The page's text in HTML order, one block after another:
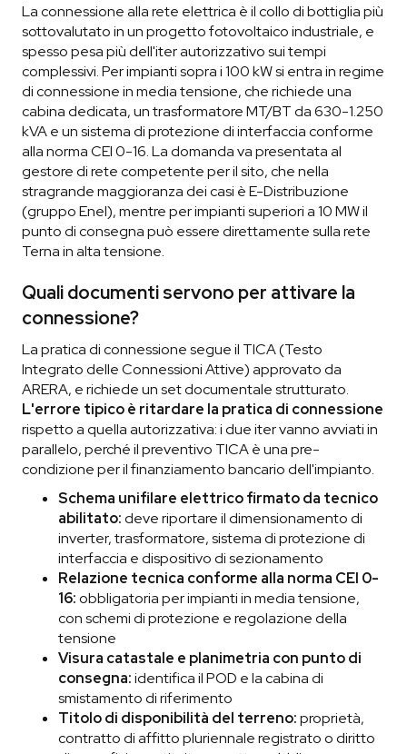
La connessione alla rete elettrica è il collo di bottiglia più
sottovalutato in un progetto fotovoltaico industriale, e
spesso pesa più dell'iter autorizzativo sui tempi
complessivi. Per impianti sopra i 100 kW si entra in regime
di connessione in media tensione, che richiede una
cabina dedicata, un trasformatore MT/BT da 630-1.250
kVA e un sistema di protezione di interfaccia conforme
alla norma CEI 0-16. La domanda va presentata al
gestore di rete competente per il sito, che nella
stragrande maggioranza dei casi è E-Distribuzione
(gruppo Enel), mentre per impianti superiori a 10 MW il
punto di consegna può essere direttamente sulla rete
Terna in alta tensione.
Quali documenti servono per attivare la
connessione?
La pratica di connessione segue il TICA (Testo
Integrato delle Connessioni Attive) approvato da
ARERA, e richiede un set documentale strutturato.
L'errore tipico è ritardare la pratica di connessione
rispetto a quella autorizzativa: i due iter vanno avviati in
parallelo, perché il preventivo TICA è una pre-
condizione per il finanziamento bancario dell'impianto.
Schema unifilare elettrico firmato da tecnico
abilitato:deve riportare il dimensionamento di
inverter, trasformatore, sistema di protezione di
interfaccia e dispositivo di sezionamento
Relazione tecnica conforme alla norma CEI 0-
16:obbligatoria per impianti in media tensione,
con schemi di protezione e regolazione della
tensione
Visura catastale e planimetria con punto di
consegna:identifica il POD e la cabina di
smistamento di riferimento
Titolo di disponibilità del terreno:proprietà,
contratto di affitto pluriennale registrato o diritto